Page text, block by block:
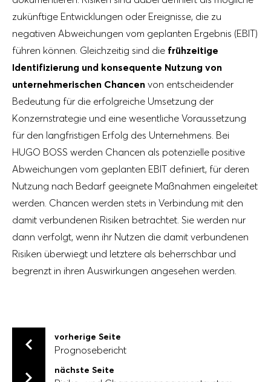
zukünftige Entwicklungen oder Ereignisse, die zu
negativen Abweichungen vom geplanten Ergebnis (EBIT)
führen können. Gleichzeitig sind die frühzeitige
Identifizierung und konsequente Nutzung von
unternehmerischen Chancen von entscheidender
Bedeutung für die erfolgreiche Umsetzung der
Konzernstrategie und eine wesentliche Voraussetzung
für den langfristigen Erfolg des Unternehmens. Bei
HUGO BOSS werden Chancen als potenzielle positive
Abweichungen vom geplanten EBIT definiert, für deren
Nutzung nach Bedarf geeignete Maßnahmen eingeleitet
werden. Chancen werden stets in Verbindung mit den
damit verbundenen Risiken betrachtet. Sie werden nur
dann verfolgt, wenn ihr Nutzen die damit verbundenen
Risiken überwiegt und letztere als beherrschbar und
begrenzt in ihren Auswirkungen angesehen werden.
Prognosebericht
vorherige Seite
Prognosebericht
nächste Seite